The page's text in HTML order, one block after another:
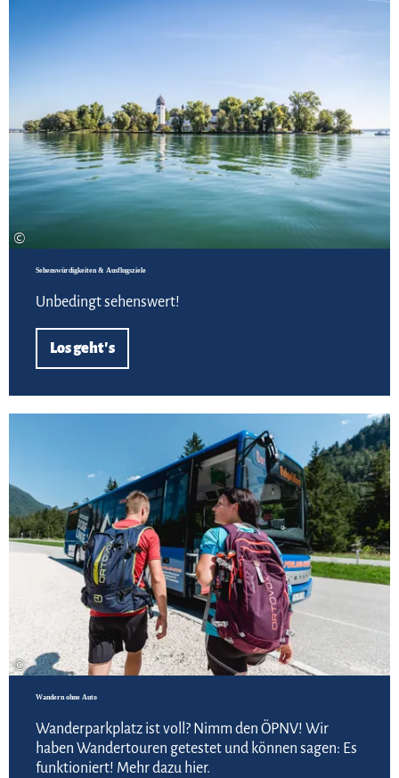
©
Sehenswürdigkeiten & Ausflugsziele
Unbedingt sehenswert!
Los geht's
©
Wandern ohne Auto
Wanderparkplatz ist voll? Nimm den ÖPNV! Wir
haben Wandertouren getestet und können sagen: Es
funktioniert! Mehr dazu hier.